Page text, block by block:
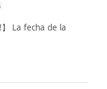
La fecha de la